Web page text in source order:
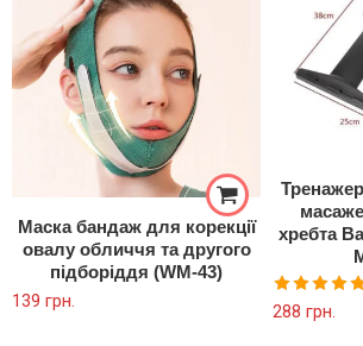
Маска бандаж для корекції
овалу обличчя та другого
підборіддя (WM-43)
139 грн.
Тренажер
хребта
Оцінено в
288 грн.